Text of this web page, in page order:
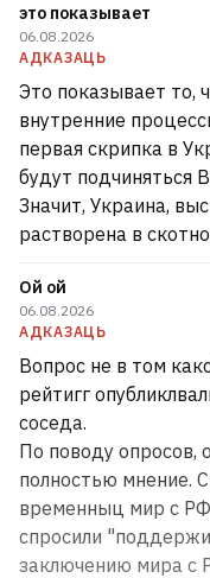
это показывает
06.08.2026
АДКАЗАЦЬ
Это показывает то,
внутренние
первая скрипка в
будут подчиняться
Значит, Украина,
растворена в
Ой ой
06.08.2026
АДКАЗАЦЬ
Вопрос не в том
рейтигг
соседа.
По поводу опросов,
полностью мнение.
временныц мир с
спросили
заключению мира с